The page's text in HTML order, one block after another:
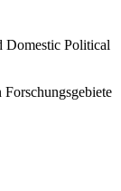
Domestic Political
Forschungsgebiete